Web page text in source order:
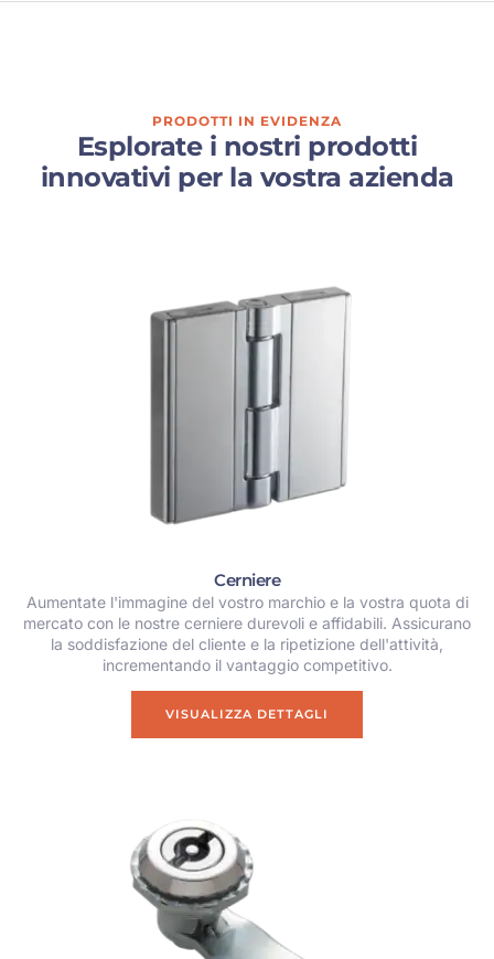
PRODOTTI IN EVIDENZA
Esplorate i nostri prodotti
innovativi per la vostra azienda
Cerniere
Aumentate l'immagine del vostro marchio e la vostra quota di
mercato con le nostre cerniere durevoli e affidabili. Assicurano
la soddisfazione del cliente e la ripetizione dell'attività,
incrementando il vantaggio competitivo.
VISUALIZZA DETTAGLI